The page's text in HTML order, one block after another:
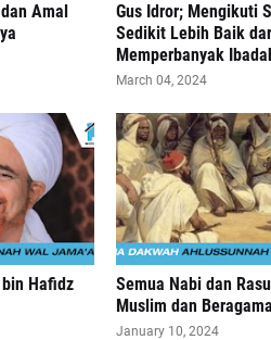
Amal
Gus Idror; Mengikuti
Sedikit Lebih Baik
Memperbanyak
March 04, 2024
Hafidz
Semua Nabi dan
Muslim dan
January 10, 2024